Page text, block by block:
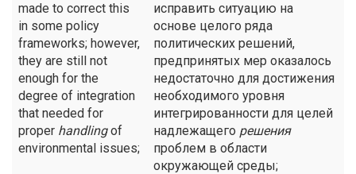
made to correct this
in some policy
frameworks; however,
they are still not
enough for the
degree of integration
that needed for
proper handlingof
environmental issues;
исправить ситуацию на
основе целого ряда
политических решений,
предпринятых мер оказалось
недостаточно для достижения
необходимого уровня
интегрированности для целей
надлежащего решения
проблем в области
окружающей среды;